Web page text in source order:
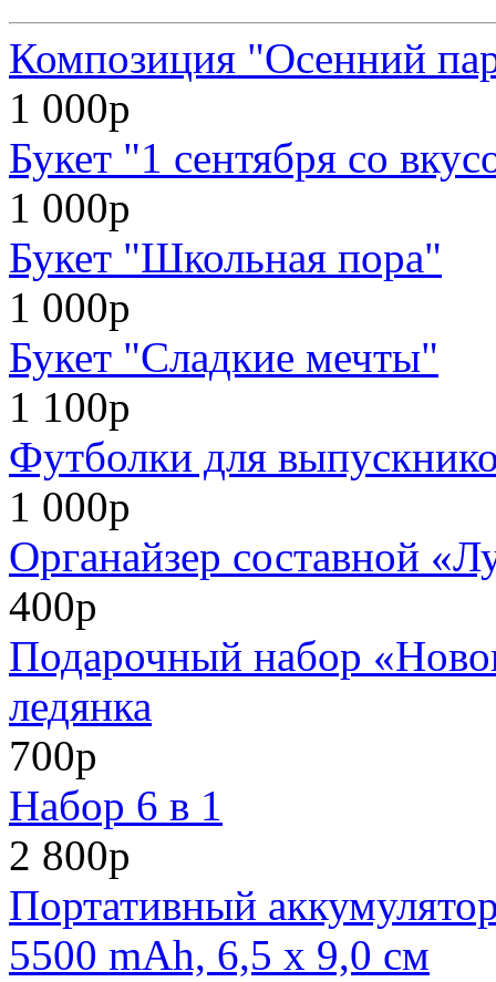
Композиция "Осенний
1 000р
Букет "1 сентября со
1 000р
Букет "Школьная пора"
1 000р
Букет "Сладкие мечты"
1 100р
Футболки для
1 000р
Органайзер составной
400р
Подарочный набор
ледянка
700р
Набор 6 в 1
2 800р
Портативный
5500 mAh, 6,5 х 9,0 см